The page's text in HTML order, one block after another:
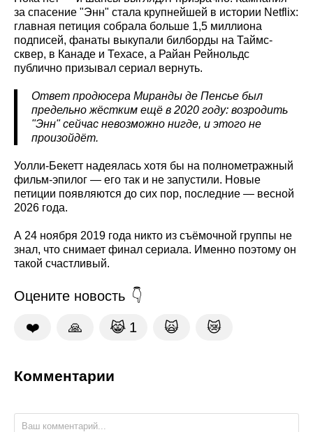
за спасение "Энн" стала крупнейшей в истории Netflix:
главная петиция собрала больше 1,5 миллиона
подписей, фанаты выкупали билборды на Таймс-
сквер, в Канаде и Техасе, а Райан Рейнольдс
публично призывал сериал вернуть.
Ответ продюсера Миранды де Пенсье был
предельно жёстким ещё в 2020 году: возродить
"Энн" сейчас невозможно нигде, и этого не
произойдёт.
Уолли-Бекетт надеялась хотя бы на полнометражный
фильм-эпилог — его так и не запустили. Новые
петиции появляются до сих пор, последние — весной
2026 года.
А 24 ноября 2019 года никто из съёмочной группы не
знал, что снимает финал сериала. Именно поэтому он
такой счастливый.
Оцените новость
❤️ 🙏 😹 1 🙀 😿
Комментарии